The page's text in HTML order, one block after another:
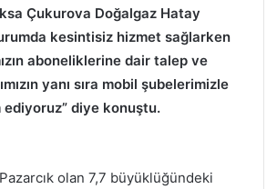
Çukurova Doğalgaz Hatay
kesintisiz hizmet sağlarken
aboneliklerine dair talep ve
yanı sıra mobil şubelerimizle
ediyoruz” diye konuştu.
olan 7,7 büyüklüğündeki
Dünya
Üçüncüsü
Oldu
18 Mayıs 2023
Muğla Büyükşehir Okçularının
Bulunduğu Milli Takım Dünya
Üçüncüsü Oldu